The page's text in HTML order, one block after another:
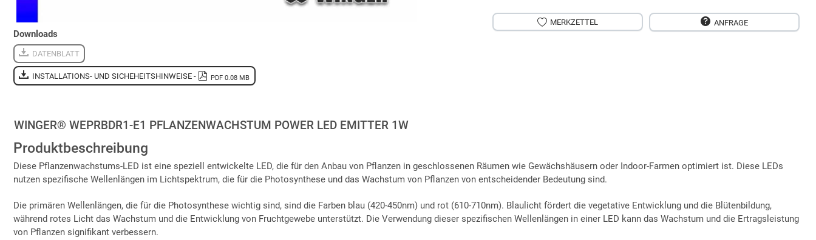
Downloads
DATENBLATT
INSTALLATIONS- UND SICHEHEITSHINWEISE - PDF 0.08 MB
MERKZETTEL ANFRAGE
WINGER® WEPRBDR1-E1 PFLANZENWACHSTUM POWER LED EMITTER 1W
Produktbeschreibung
Diese Pflanzenwachstums-LED ist eine speziell entwickelte LED, die für den Anbau von Pflanzen in geschlossenen Räumen wie Gewächshäusern oder Indoor-Farmen optimiert ist. Diese LEDs
nutzen spezifische Wellenlängen im Lichtspektrum, die für die Photosynthese und das Wachstum von Pflanzen von entscheidender Bedeutung sind.
Die primären Wellenlängen, die für die Photosynthese wichtig sind, sind die Farben blau (420-450nm) und rot (610-710nm). Blaulicht fördert die vegetative Entwicklung und die Blütenbildung,
während rotes Licht das Wachstum und die Entwicklung von Fruchtgewebe unterstützt. Die Verwendung dieser spezifischen Wellenlängen in einer LED kann das Wachstum und die Ertragsleistung
von Pflanzen signifikant verbessern.